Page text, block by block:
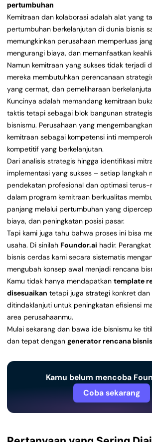
pertumbuhan
Kemitraan dan kolaborasi adalah alat yang
pertumbuhan berkelanjutan di dunia bisnis
memungkinkan perusahaan memperluas
mengurangi biaya, dan memanfaatkan
Namun kemitraan yang sukses tidak terjadi
mereka membutuhkan perencanaan
yang cermat, dan pemeliharaan
Kuncinya adalah memandang kemitraan
taktis tetapi sebagai blok bangunan
bisnismu. Perusahaan yang
kemitraan sebagai kompetensi inti
kompetitif yang berkelanjutan.
Dari analisis strategis hingga identifikasi
implementasi yang sukses – setiap langkah
pendekatan profesional dan optimasi terus-
dalam program kemitraan berkualitas
panjang melalui pertumbuhan yang
biaya, dan peningkatan posisi pasar.
Tapi kami juga tahu bahwa proses ini bisa
usaha. Di sinilah Foundor.ai hadir.
bisnis cerdas kami secara sistematis
mengubah konsep awal menjadi rencana
Kamu tidak hanya mendapatkan template
disesuaikan tetapi juga strategi konkret
ditindaklanjuti untuk peningkatan efisiensi
area perusahaanmu.
Mulai sekarang dan bawa ide bisnismu ke
dan tepat dengan generator rencana
Kamu belum mencoba
Coba sekarang